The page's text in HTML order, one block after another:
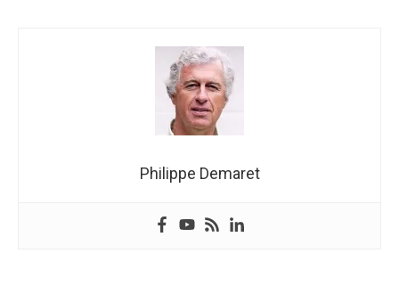
Philippe Demaret